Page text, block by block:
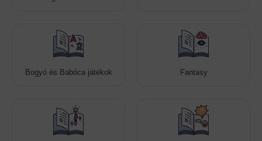
Bogyó és Babóca játékok Fantasy